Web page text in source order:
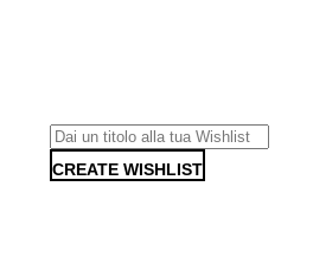
CREATE WISHLIST